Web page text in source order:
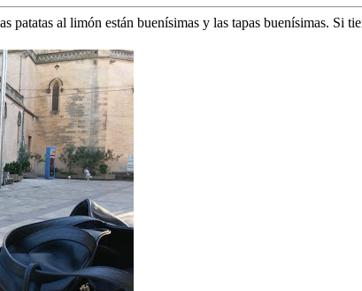
patatas al limón están buenísimas y las tapas buenísimas. Si